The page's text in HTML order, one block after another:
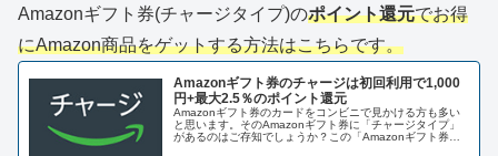
Amazonギフト券(チャージタイプ)のポイント還元でお得
にAmazon商品をゲットする方法はこちらです。
Amazonギフト券のチャージは初回利用で1,000
円+最大2.5％のポイント還元
Amazonギフト券のカードをコンビニで見かける方も多い
と思います。そのAmazonギフト券に「チャージタイプ」
があるのはご存知でしょうか？この「Amazonギフト券チ